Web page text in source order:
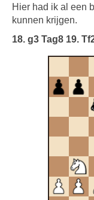
Hier had ik al een
kunnen krijgen.
18. g3 Tag8 19.